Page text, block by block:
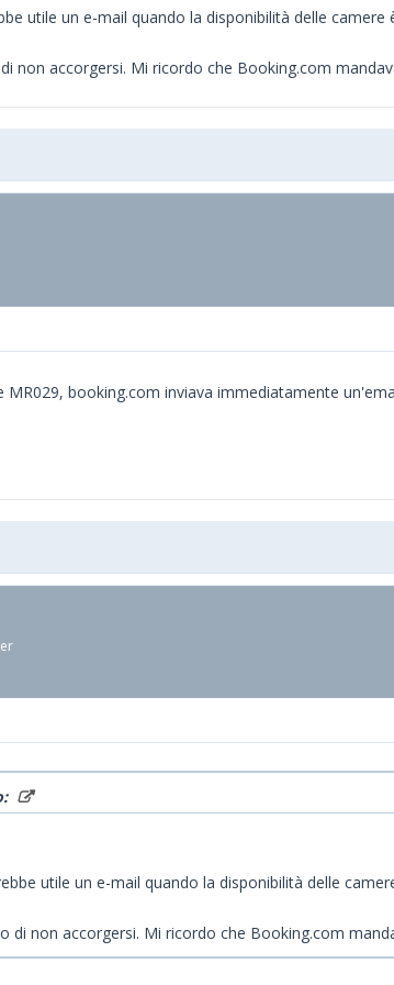
utile un e-mail quando la disponibilità delle camere
non accorgersi. Mi ricordo che Booking.com
booking.com inviava immediatamente
utile un e-mail quando la disponibilità delle
di non accorgersi. Mi ricordo che Booking.com